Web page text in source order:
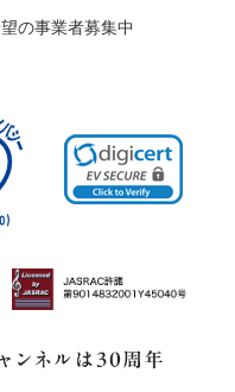
の事業者募集中